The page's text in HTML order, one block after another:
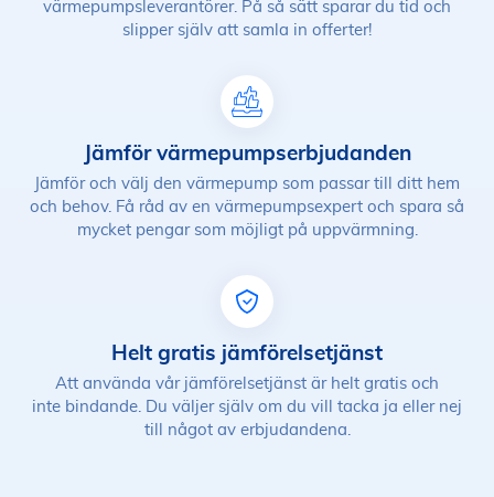
värmepumpsleverantörer. På så sätt sparar du tid och
slipper själv att samla in offerter!
Jämför värmepumpserbjudanden
Jämför och välj den värmepump som passar till ditt hem
och behov. Få råd av en värmepumpsexpert och spara så
mycket pengar som möjligt på uppvärmning.
Helt gratis jämförelsetjänst
Att använda vår jämförelsetjänst är helt gratis och
inte bindande. Du väljer själv om du vill tacka ja eller nej
till något av erbjudandena.